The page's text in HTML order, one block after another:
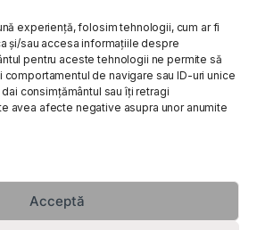
experiență, folosim tehnologii, cum ar fi
și/sau accesa informațiile despre
pentru aceste tehnologii ne permite să
de navigare sau ID-uri unice
consimțământul sau îți retragi
avea afecte negative asupra unor anumite
Acceptă